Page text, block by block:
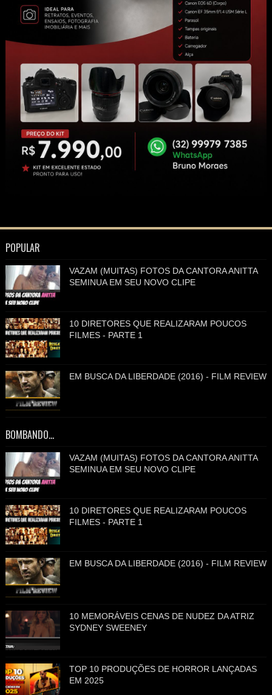
POPULAR
VAZAM (MUITAS) FOTOS DA CANTORA ANITTA
SEMINUA EM SEU NOVO CLIPE
10 DIRETORES QUE REALIZARAM POUCOS
FILMES - PARTE 1
EM BUSCA DA LIBERDADE (2016) - FILM REVIEW
BOMBANDO...
VAZAM (MUITAS) FOTOS DA CANTORA ANITTA
SEMINUA EM SEU NOVO CLIPE
10 DIRETORES QUE REALIZARAM POUCOS
FILMES - PARTE 1
EM BUSCA DA LIBERDADE (2016) - FILM REVIEW
10 MEMORÁVEIS CENAS DE NUDEZ DA ATRIZ
SYDNEY SWEENEY
TOP 10 PRODUÇÕES DE HORROR LANÇADAS
EM 2025